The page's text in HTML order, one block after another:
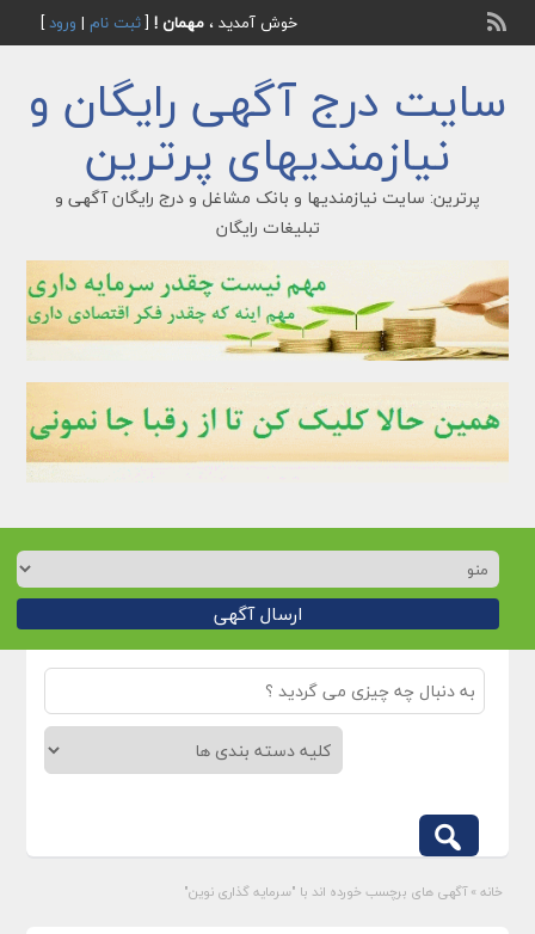
خوش آمدید ، مهمان ![ثبت نام | ورود]
سایت درج آگهی رایگان و
نیازمندیهای پرترین
پرترین: سایت نیازمندیها و بانک مشاغل و درج رایگان آگهی و
تبلیغات رایگان
ارسال آگهی
خانه » آگهی های برچسب خورده اند با "سرمایه گذاری نوین"